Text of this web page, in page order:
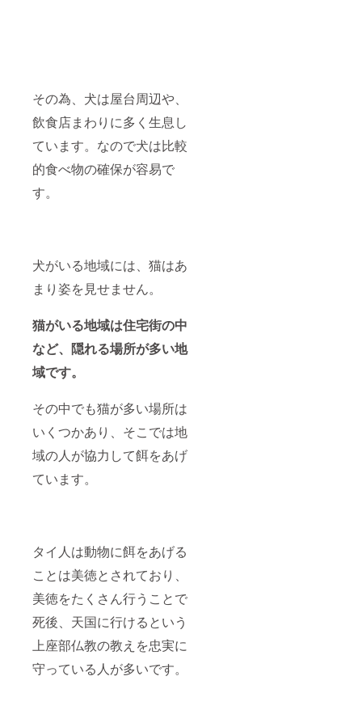
その為、犬は屋台周辺や、
飲食店まわりに多く生息し
ています。なので犬は比較
的食べ物の確保が容易で
す。
犬がいる地域には、猫はあ
まり姿を見せません。
猫がいる地域は住宅街の中
など、隠れる場所が多い地
域です。
その中でも猫が多い場所は
いくつかあり、そこでは地
域の人が協力して餌をあげ
ています。
タイ人は動物に餌をあげる
ことは美徳とされており、
美徳をたくさん行うことで
死後、天国に行けるという
上座部仏教の教えを忠実に
守っている人が多いです。